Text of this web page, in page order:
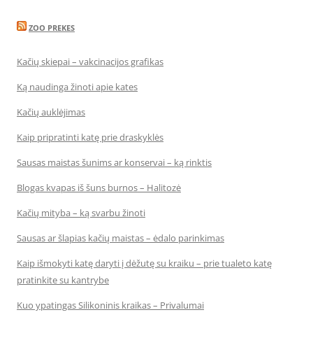
ZOO PREKES
Kačių skiepai – vakcinacijos grafikas
Ką naudinga žinoti apie kates
Kačių auklėjimas
Kaip pripratinti katę prie draskyklės
Sausas maistas šunims ar konservai – ką rinktis
Blogas kvapas iš šuns burnos – Halitozė
Kačių mityba – ką svarbu žinoti
Sausas ar šlapias kačių maistas – ėdalo parinkimas
Kaip išmokyti katę daryti į dėžutę su kraiku – prie tualeto katę
pratinkite su kantrybe
Kuo ypatingas Silikoninis kraikas – Privalumai